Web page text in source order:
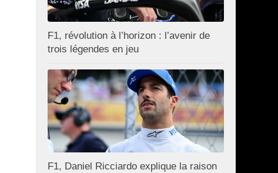
F1, révolution à l’horizon : l’avenir de
trois légendes en jeu
F1, Daniel Ricciardo explique la raison